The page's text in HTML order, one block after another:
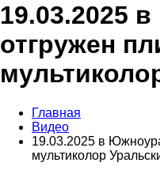
19.03.2025
отгружен
Главная
Видео
19.03.2025 в
мультиколор